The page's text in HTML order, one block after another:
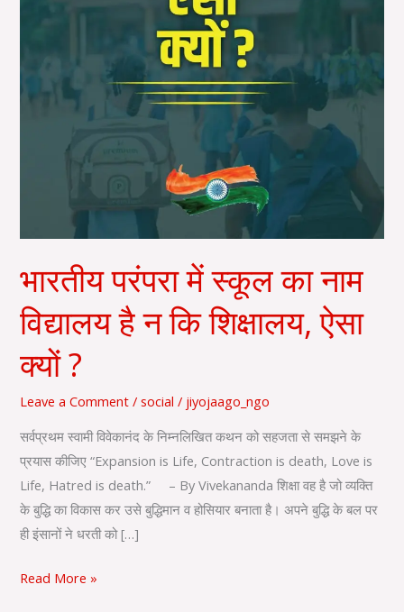
भारतीय परंपरा में स्कूल का नाम
विद्यालय है न कि शिक्षालय, ऐसा
क्यों ?
Leave a Comment /social / jiyojaago_ngo
सर्वप्रथम स्वामी विवेकानंद के निम्नलिखित कथन को सहजता से समझने के
प्रयास कीजिए “Expansion is Life, Contraction is death, Love is
Life, Hatred is death.” – By Vivekananda शिक्षा वह है जो व्यक्ति
के बुद्धि का विकास कर उसे बुद्धिमान व होसियार बनाता है। अपने बुद्धि के बल पर
ही इंसानों ने धरती को […]
कि
Read More »